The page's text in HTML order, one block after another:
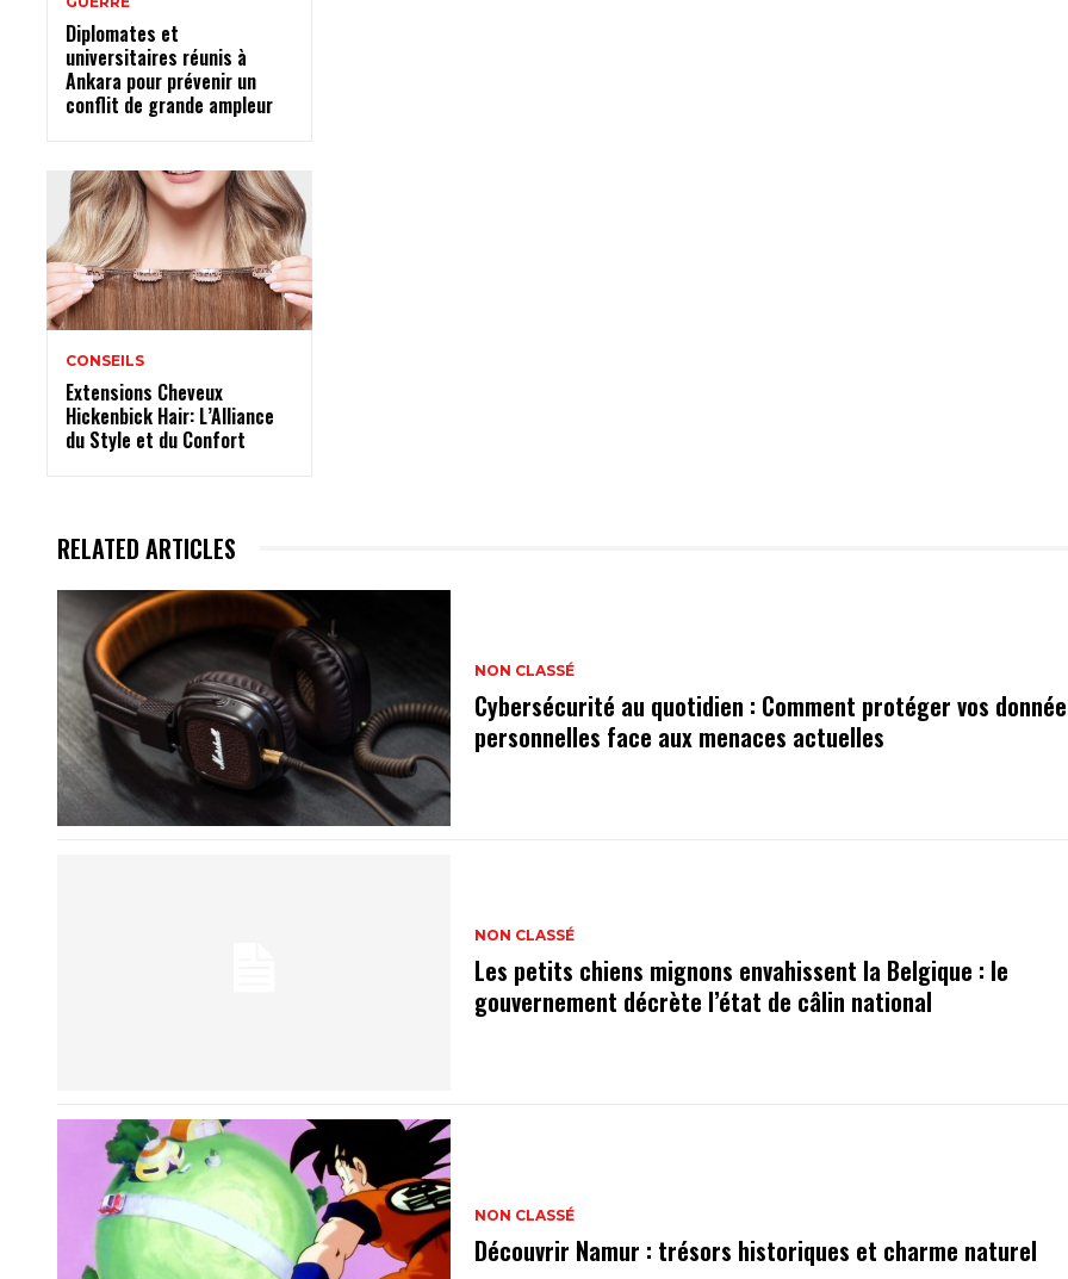
Diplomates et
universitaires réunis à
Ankara pour prévenir un
conflit de grande ampleur
CONSEILS
Extensions Cheveux
Hickenbick Hair: L’Alliance
du Style et du Confort
RELATED ARTICLES
NON CLASSÉ
Cybersécurité au quotidien : Comment protéger vos
personnelles face aux menaces actuelles
NON CLASSÉ
Les petits chiens mignons envahissent la Belgique : le
gouvernement décrète l’état de câlin national
NON CLASSÉ
Découvrir Namur : trésors historiques et charme naturel